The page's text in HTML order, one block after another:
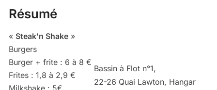
Résumé
« Steak’n Shake»
Burgers
Burger + frite : 6 à 8 €
Frites : 1,8 à 2,9 €
Milkshake : 5€
Bassin à Flot n°1,
22-26 Quai Lawton, Hangar